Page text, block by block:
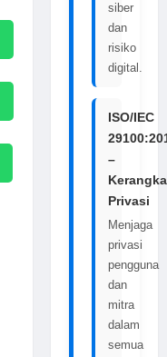
siber
dan
risiko
digital.
ISO/IEC
–
Kerangka
Privasi
Menjaga
privasi
pengguna
dan
mitra
dalam
semua